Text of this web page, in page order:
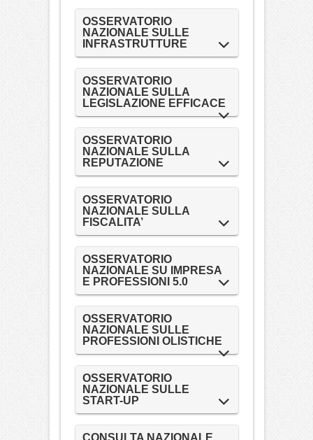
OSSERVATORIO
NAZIONALE SULLE
INFRASTRUTTURE
OSSERVATORIO
NAZIONALE SULLA
LEGISLAZIONE EFFICACE
OSSERVATORIO
NAZIONALE SULLA
REPUTAZIONE
OSSERVATORIO
NAZIONALE SULLA
FISCALITA’
OSSERVATORIO
NAZIONALE SU IMPRESA
E PROFESSIONI 5.0
OSSERVATORIO
NAZIONALE SULLE
PROFESSIONI OLISTICHE
OSSERVATORIO
NAZIONALE SULLE
START-UP